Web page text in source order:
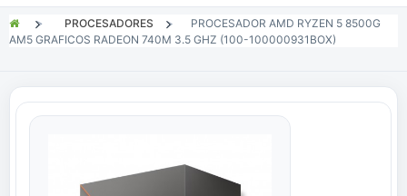
> PROCESADORES >
PROCESADOR AMD RYZEN 5 8500G
AM5 GRAFICOS RADEON 740M 3.5 GHZ (100-100000931BOX)